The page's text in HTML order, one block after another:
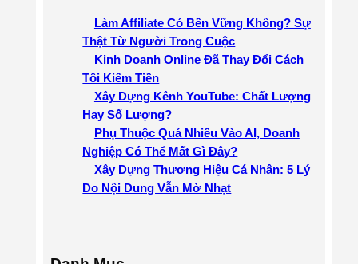
Làm Affiliate Có Bền Vững Không? Sự
Thật Từ Người Trong Cuộc
Kinh Doanh Online Đã Thay Đổi Cách
Tôi Kiếm Tiền
Xây Dựng Kênh YouTube: Chất Lượng
Hay Số Lượng?
Phụ Thuộc Quá Nhiều Vào AI, Doanh
Nghiệp Có Thể Mất Gì Đây?
Xây Dựng Thương Hiệu Cá Nhân: 5 Lý
Do Nội Dung Vẫn Mờ Nhạt